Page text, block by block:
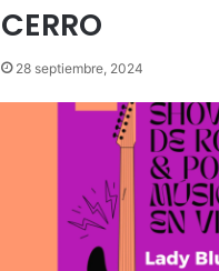
CERRO
28 septiembre, 2024